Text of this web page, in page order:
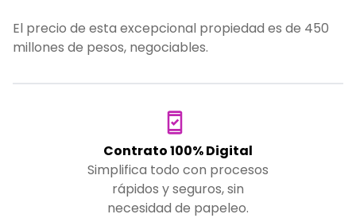
El precio de esta excepcional propiedad es de 450
millones de pesos, negociables.
Contrato 100% Digital
Simplifica todo con procesos
rápidos y seguros, sin
necesidad de papeleo.